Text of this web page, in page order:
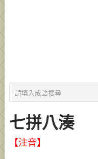
七拼八湊
【注音】